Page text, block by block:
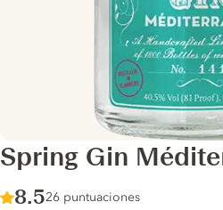
Spring Gin
Score :
8.5/ 10
26 puntuaciones